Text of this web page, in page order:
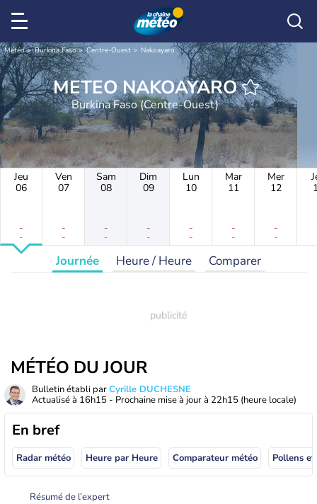
Météo Burkina Faso Centre-Ouest Nakoayaro
METEO NAKOAYARO
Burkina Faso (Centre-Ouest)
Jeu
06
-
-
Ven
07
-
-
Sam
08
-
-
Dim
09
-
-
Lun
10
-
-
Mar
11
-
-
Mer
12
-
-
Journée Heure / Heure Comparer
MÉTÉO DU JOUR
Bulletin établi parCyrille DUCHESNE
Actualisé à 16h15 - Prochaine mise à jour à 22h15 (heure locale)
En bref
Radar météo Heure par Heure Comparateur météo Pollens
Résumé de l’expert